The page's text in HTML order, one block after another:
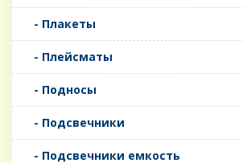
- Плакеты
- Плейсматы
- Подносы
- Подсвечники
- Подсвечники емкость